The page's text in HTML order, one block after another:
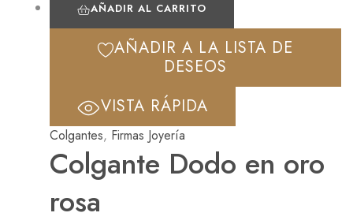
AÑADIR AL CARRITO
AÑADIR A LA LISTA DE
DESEOS
VISTA RÁPIDA
Colgantes, Firmas Joyería
Colgante Dodo en oro
rosa